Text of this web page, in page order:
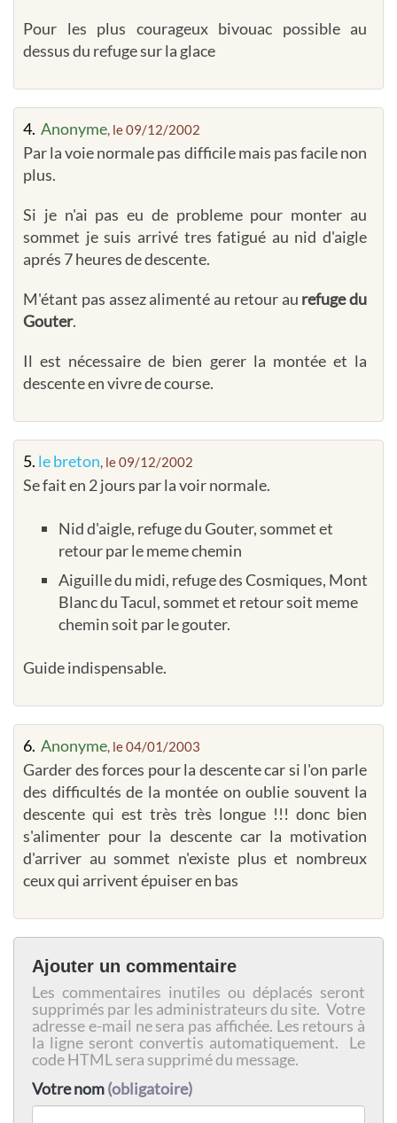
Pour les plus courageux bivouac possible au
dessus du refuge sur la glace
4. Anonyme, le 09/12/2002
Par la voie normale pas difficile mais pas facile non
plus.
Si je n'ai pas eu de probleme pour monter au
sommet je suis arrivé tres fatigué au nid d'aigle
aprés 7 heures de descente.
M'étant pas assez alimenté au retour au refuge du
Gouter.
Il est nécessaire de bien gerer la montée et la
descente en vivre de course.
5. le breton, le 09/12/2002
Se fait en 2 jours par la voir normale.
Nid d'aigle, refuge du Gouter, sommet et
retour par le meme chemin
Aiguille du midi, refuge des Cosmiques, Mont
Blanc du Tacul, sommet et retour soit meme
chemin soit par le gouter.
Guide indispensable.
6. Anonyme, le 04/01/2003
Garder des forces pour la descente car si l'on parle
des difficultés de la montée on oublie souvent la
descente qui est très très longue !!! donc bien
s'alimenter pour la descente car la motivation
d'arriver au sommet n'existe plus et nombreux
ceux qui arrivent épuiser en bas
Ajouter un commentaire
Les commentaires inutiles ou déplacés seront
supprimés par les administrateurs du site. Votre
adresse e-mail ne sera pas affichée. Les retours à
la ligne seront convertis automatiquement. Le
code HTML sera supprimé du message.
Votre nom(obligatoire)